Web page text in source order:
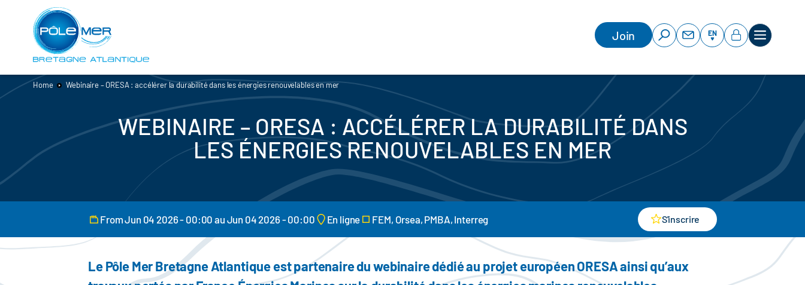
Cookies management panel
Join EN
Home Webinaire – ORESA : accélérer la durabilité dans les énergies renouvelables en mer
WEBINAIRE – ORESA : ACCÉLÉRER LA DURABILITÉ DANS
LES ÉNERGIES RENOUVELABLES EN MER
From Jun 04 2026 - 00:00 au Jun 04 2026 - 00:00 En ligne FEM, Orsea, PMBA, Interreg S'inscrire
Le Pôle Mer Bretagne Atlantique est partenaire du webinaire dédié au projet européen ORESA ainsi qu’aux